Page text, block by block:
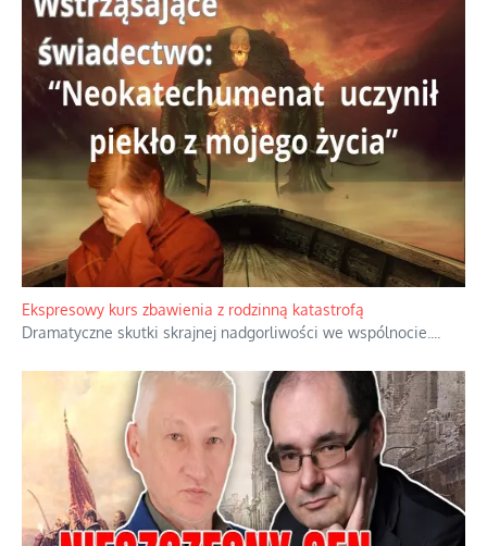
Ekspresowy kurs zbawienia z rodzinną katastrofą
Dramatyczne skutki skrajnej nadgorliwości we wspólnocie.